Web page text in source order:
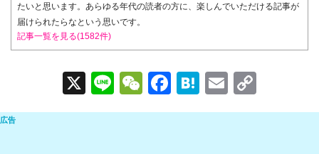
たいと思います。あらゆる年代の読者の方に、楽しんでいただける記事が
届けられたらなという思いです。
記事一覧を見る(1582件)
X
Li
n
W
e
F
a
H
at
E
m o